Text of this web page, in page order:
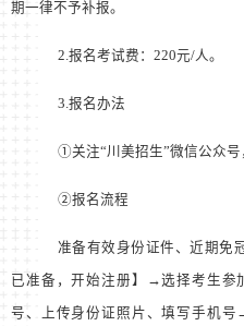
期一律不予补报。
2.报名考试费：220元/人。
3.报名办法
①关注“川美招生”微信公众号
②报名流程
准备有效身份证件、近期免
已准备，开始注册】→选择考生参
号、上传身份证照片、填写手机